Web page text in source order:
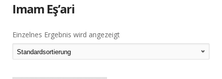
Imam Eş’ari
Einzelnes Ergebnis wird angezeigt